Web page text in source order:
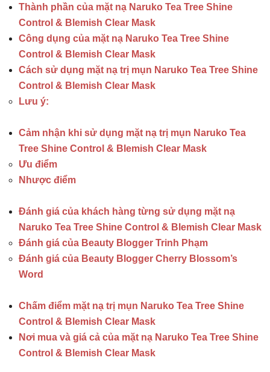
Thành phần của mặt nạ Naruko Tea Tree Shine
Control & Blemish Clear Mask
Công dụng của mặt nạ Naruko Tea Tree Shine
Control & Blemish Clear Mask
Cách sử dụng mặt nạ trị mụn Naruko Tea Tree Shine
Control & Blemish Clear Mask
Lưu ý:
Cảm nhận khi sử dụng mặt nạ trị mụn Naruko Tea
Tree Shine Control & Blemish Clear Mask
Ưu điểm
Nhược điểm
Đánh giá của khách hàng từng sử dụng mặt nạ
Naruko Tea Tree Shine Control & Blemish Clear Mask
Đánh giá của Beauty Blogger Trinh Phạm
Đánh giá của Beauty Blogger Cherry Blossom’s
Word
Chấm điểm mặt nạ trị mụn Naruko Tea Tree Shine
Control & Blemish Clear Mask
Nơi mua và giá cả của mặt nạ Naruko Tea Tree Shine
Control & Blemish Clear Mask